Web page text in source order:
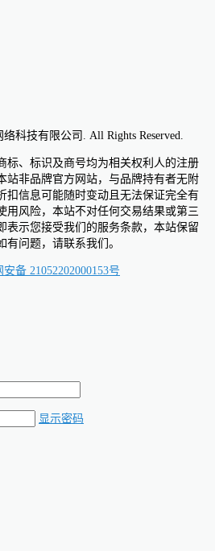
科技有限公司. All Rights Reserved.
标、标识及商号均为相关权利人的注册
站非品牌官方网站，与品牌持有者无附
扣信息可能随时变动且无法保证完全有
用风险，本站不对任何交易结果或第三
表示您接受我们的服务条款，本站保留
有问题，请联系我们。
备 21052202000153号
显示密码